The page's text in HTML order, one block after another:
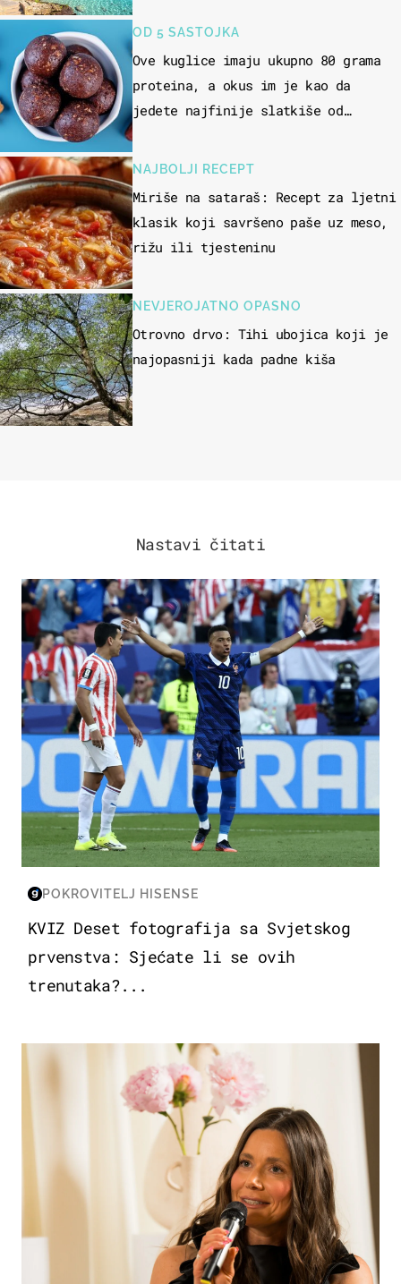
OD 5 SASTOJKA
Ove kuglice imaju ukupno 80 grama
proteina, a okus im je kao da
jedete najfinije slatkiše od
NAJBOLJI RECEPT
Miriše na sataraš: Recept za ljetni
klasik koji savršeno paše uz meso,
rižu ili tjesteninu
NEVJEROJATNO OPASNO
Otrovno drvo: Tihi ubojica koji je
najopasniji kada padne kiša
Nastavi čitati
SVJETSKO PRVENSTVO 2026
POKROVITELJ HISENSE
KVIZ Deset fotografija sa Svjetskog
prvenstva: Sjećate li se ovih
trenutaka?...
MODA & LJEPOTA